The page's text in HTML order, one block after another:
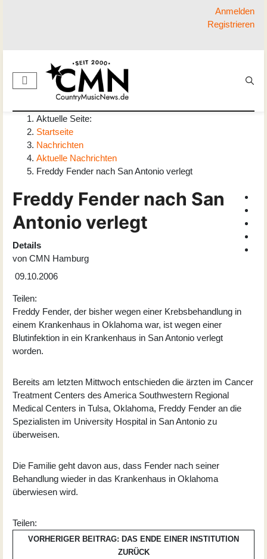
Anmelden
Registrieren
Aktuelle Seite:
Startseite
Nachrichten
Aktuelle Nachrichten
Freddy Fender nach San Antonio verlegt
Freddy Fender nach San
Antonio verlegt
Details
von CMN Hamburg
09.10.2006
Teilen:
Freddy Fender, der bisher wegen einer Krebsbehandlung in
einem Krankenhaus in Oklahoma war, ist wegen einer
Blutinfektion in ein Krankenhaus in San Antonio verlegt
worden.
Bereits am letzten Mittwoch entschieden die ärzten im Cancer
Treatment Centers des America Southwestern Regional
Medical Centers in Tulsa, Oklahoma, Freddy Fender an die
Spezialisten im University Hospital in San Antonio zu
überweisen.
Die Familie geht davon aus, dass Fender nach seiner
Behandlung wieder in das Krankenhaus in Oklahoma
überwiesen wird.
Teilen:
VORHERIGER BEITRAG: DAS ENDE EINER INSTITUTION
ZURÜCK